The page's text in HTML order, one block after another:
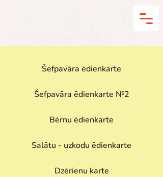
Šefpavāra ēdienkarte
Šefpavāra ēdienkarte №2
Bērnu ēdienkarte
Salātu - uzkodu ēdienkarte
Dzērienu karte